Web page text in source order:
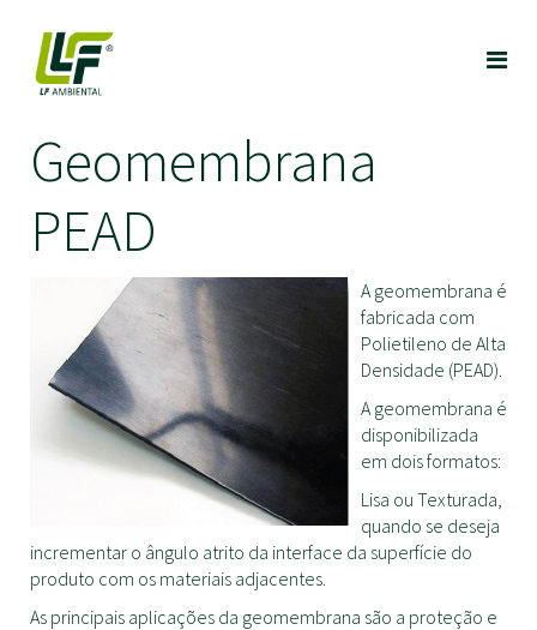
Geomembrana
PEAD
A geomembrana é
fabricada com
Polietileno de Alta
Densidade (PEAD).
A geomembrana é
disponibilizada
em dois formatos:
Lisa ou Texturada,
quando se deseja
incrementar o ângulo atrito da interface da superfície do
produto com os materiais adjacentes.
As principais aplicações da geomembrana são a proteção e